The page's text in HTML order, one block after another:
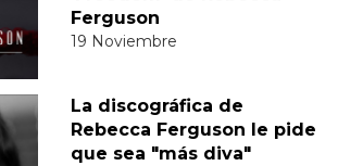
Ferguson
19 Noviembre
La discográfica de
Rebecca Ferguson le pide
que sea "más diva"